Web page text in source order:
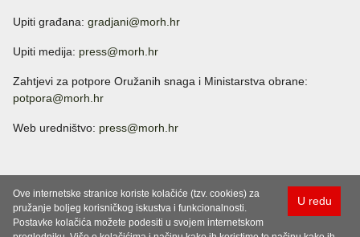
Upiti građana: gradjani@morh.hr
Upiti medija: press@morh.hr
Zahtjevi za potpore Oružanih snaga i Ministarstva obrane:
potpora@morh.hr
Web uredništvo: press@morh.hr
U redu
Ove internetske stranice koriste kolačiće (tzv. cookies) za
pružanje boljeg korisničkog iskustva i funkcionalnosti.
Postavke kolačića možete podesiti u svojem internetskom